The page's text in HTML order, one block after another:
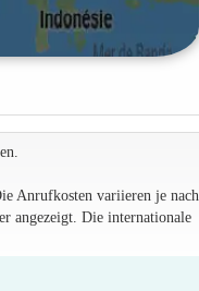
Anrufkosten variieren je nach
angezeigt. Die internationale